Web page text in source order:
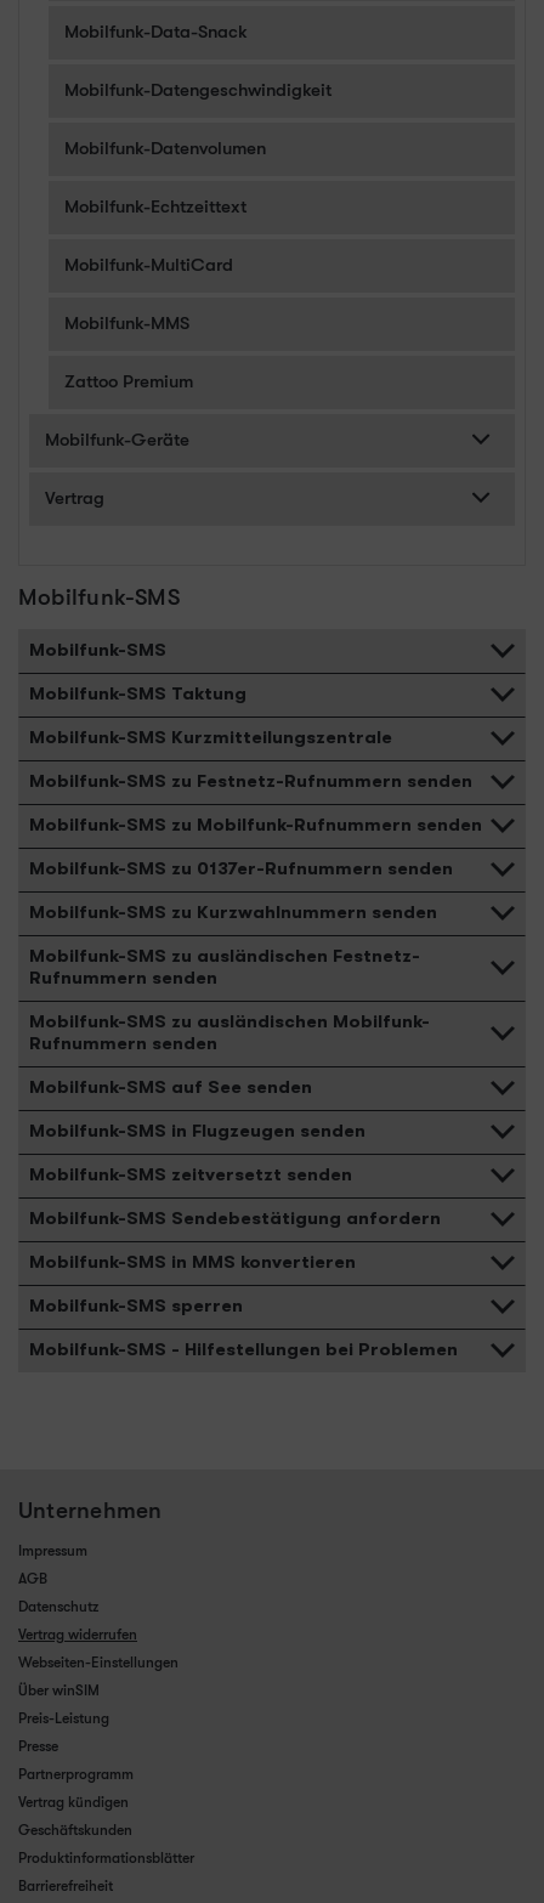
Mobilfunk-Data-Snack
Mobilfunk-Datengeschwindigkeit
Mobilfunk-Datenvolumen
Mobilfunk-Echtzeittext
Mobilfunk-MultiCard
Mobilfunk-MMS
Zattoo Premium
Mobilfunk-Geräte
Vertrag
Mobilfunk-SMS
Mobilfunk-SMS
Mobilfunk-SMS Taktung
Mobilfunk-SMS Kurzmitteilungszentrale
Mobilfunk-SMS zu Festnetz-Rufnummern senden
Mobilfunk-SMS zu Mobilfunk-Rufnummern senden
Mobilfunk-SMS zu 0137er-Rufnummern senden
Mobilfunk-SMS zu Kurzwahlnummern senden
Mobilfunk-SMS zu ausländischen Festnetz-
Rufnummern senden
Mobilfunk-SMS zu ausländischen Mobilfunk-
Rufnummern senden
Mobilfunk-SMS auf See senden
Mobilfunk-SMS in Flugzeugen senden
Mobilfunk-SMS zeitversetzt senden
Mobilfunk-SMS Sendebestätigung anfordern
Mobilfunk-SMS in MMS konvertieren
Mobilfunk-SMS sperren
Mobilfunk-SMS - Hilfestellungen bei Problemen
Unternehmen
Impressum
AGB
Datenschutz
Vertrag widerrufen
Webseiten-Einstellungen
Über winSIM
Preis-Leistung
Presse
Partnerprogramm
Vertrag kündigen
Geschäftskunden
Produktinformationsblätter
Barrierefreiheit